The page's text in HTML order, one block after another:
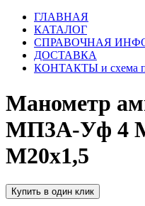
МенюГЛАВНАЯ
КАТАЛОГ
СПРАВОЧНАЯ
ДОСТАВКА
КОНТАКТЫ и схема
Манометр
МП3А-Уф 4
М20х1,5
Купить в один клик